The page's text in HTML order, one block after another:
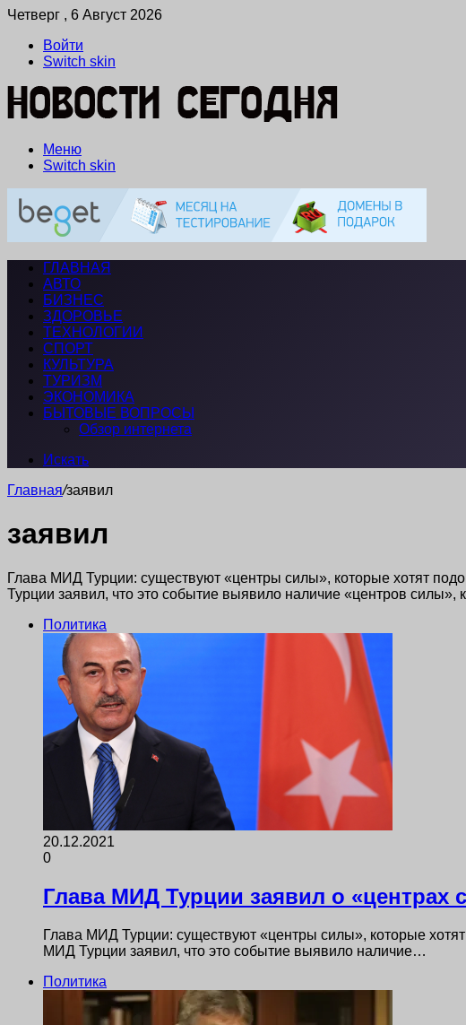
Четверг , 6 Август 2026
Войти
Switch skin
Меню
Switch skin
ГЛАВНАЯ
АВТО
БИЗНЕС
ЗДОРОВЬЕ
ТЕХНОЛОГИИ
СПОРТ
КУЛЬТУРА
ТУРИЗМ
ЭКОНОМИКА
БЫТОВЫЕ ВОПРОСЫ
Обзор интернета
Искать
Главная/заявил
заявил
Глава МИД Турции: существуют «центры силы», которые хотят
Турции заявил, что это событие выявило наличие «центров
Политика
20.12.2021
0
Глава МИД Турции заявил о
Глава МИД Турции: существуют «центры силы», которые
МИД Турции заявил, что это событие выявило наличие…
Политика